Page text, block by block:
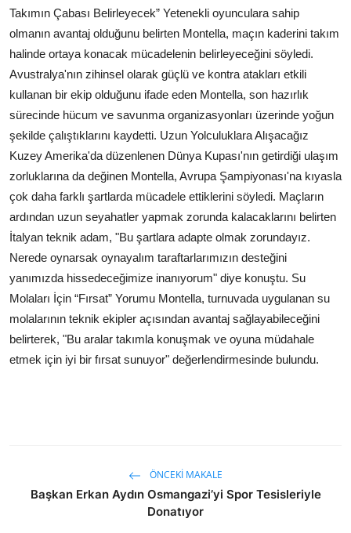
Takımın Çabası Belirleyecek” Yetenekli oyunculara sahip
olmanın avantaj olduğunu belirten Montella, maçın kaderini takım
halinde ortaya konacak mücadelenin belirleyeceğini söyledi.
Avustralya'nın zihinsel olarak güçlü ve kontra atakları etkili
kullanan bir ekip olduğunu ifade eden Montella, son hazırlık
sürecinde hücum ve savunma organizasyonları üzerinde yoğun
şekilde çalıştıklarını kaydetti. Uzun Yolculuklara Alışacağız
Kuzey Amerika'da düzenlenen Dünya Kupası'nın getirdiği ulaşım
zorluklarına da değinen Montella, Avrupa Şampiyonası'na kıyasla
çok daha farklı şartlarda mücadele ettiklerini söyledi. Maçların
ardından uzun seyahatler yapmak zorunda kalacaklarını belirten
İtalyan teknik adam, "Bu şartlara adapte olmak zorundayız.
Nerede oynarsak oynayalım taraftarlarımızın desteğini
yanımızda hissedeceğimize inanıyorum" diye konuştu. Su
Molaları İçin “Fırsat” Yorumu Montella, turnuvada uygulanan su
molalarının teknik ekipler açısından avantaj sağlayabileceğini
belirterek, "Bu aralar takımla konuşmak ve oyuna müdahale
etmek için iyi bir fırsat sunuyor" değerlendirmesinde bulundu.
ÖNCEKI MAKALE
Başkan Erkan Aydın Osmangazi’yi Spor Tesisleriyle
Donatıyor